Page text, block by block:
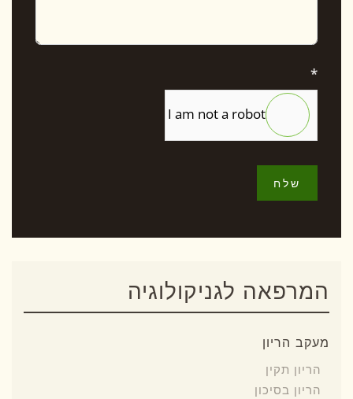
*
I am not a robot
שלח
המרפאה לגניקולוגיה
מעקב הריון
הריון תקין
הריון בסיכון